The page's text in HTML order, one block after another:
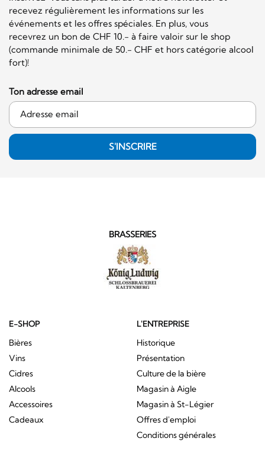
recevez régulièrement les informations sur les
événements et les offres spéciales. En plus, vous
recevrez un bon de CHF 10.- à faire valoir sur le shop
(commande minimale de 50.- CHF et hors catégorie alcool
fort)!
Ton adresse email
S'INSCRIRE
BRASSERIES
E-SHOP
Bières
Vins
Cidres
Alcools
Accessoires
Cadeaux
L'ENTREPRISE
Historique
Présentation
Culture de la bière
Magasin à Aigle
Magasin à St-Légier
Offres d'emploi
Conditions générales